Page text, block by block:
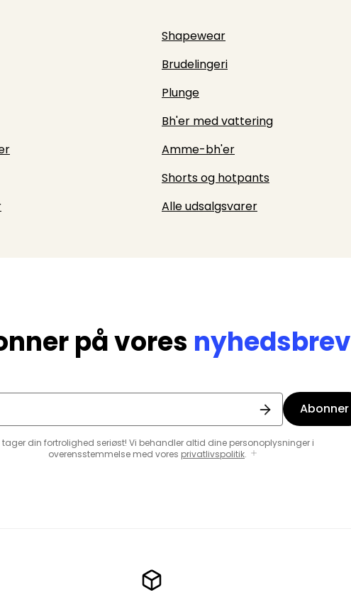
Shapewear
Brudelingeri
Plunge
Bh'er med vattering
Amme-bh'er
Shorts og hotpants
Alle udsalgsvarer
på vores nyhedsbrev
tager din fortrolighed seriøst! Vi behandler altid dine personoplysninger i
overensstemmelse med vores privatlivspolitik.
Abonner